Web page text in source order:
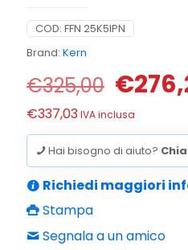
COD: FFN 25K5IPN
Brand: Kern
€325,00 Il
prezzo
era:
€
€337,03IVA inclusa
Hai bisogno di aiuto?
Richiedi maggiori
Stampa
Segnala a un amico